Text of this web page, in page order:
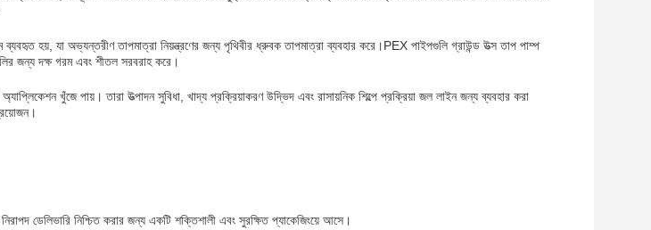
হয়, যা অভ্যন্তরীণ তাপমাত্রা নিয়ন্ত্রণের জন্য পৃথিবীর ধ্রুবক তাপমাত্রা ব্যবহার করে।PEX পাইপগুলি গ্রাউন্ড উত্স তাপ পাম্প
জন্য দক্ষ গরম এবং শীতল সরবরাহ করে।
খুঁজে পায়। তারা উত্পাদন সুবিধা, খাদ্য প্রক্রিয়াকরণ উদ্ভিদ এবং রাসায়নিক শিল্পে প্রক্রিয়া জল লাইন জন্য ব্যবহার করা
ডেলিভারি নিশ্চিত করার জন্য একটি শক্তিশালী এবং সুরক্ষিত প্যাকেজিংয়ে আসে।